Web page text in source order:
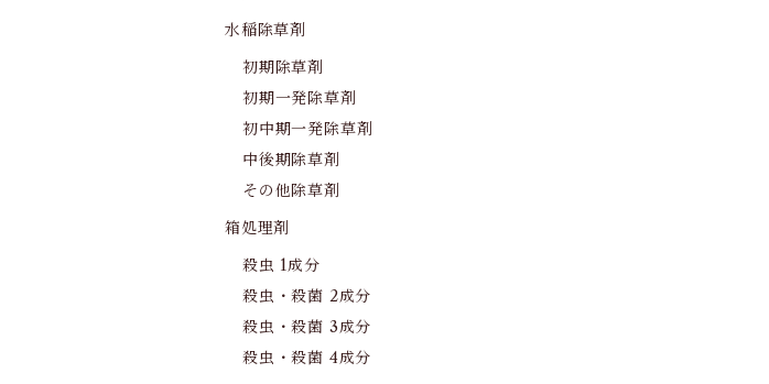
水稲除草剤
初期除草剤
初期一発除草剤
初中期一発除草剤
中後期除草剤
その他除草剤
箱処理剤
殺虫 1成分
殺虫・殺菌 2成分
殺虫・殺菌 3成分
殺虫・殺菌 4成分